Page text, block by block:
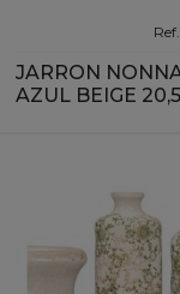
JARRON
AZUL BEIGE